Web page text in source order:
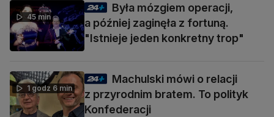
45 min
Była mózgiem operacji,
a później zaginęła z fortuną.
"Istnieje jeden konkretny trop"
1 godz 6 min
Machulski mówi o relacji
z przyrodnim bratem. To polityk
Konfederacji